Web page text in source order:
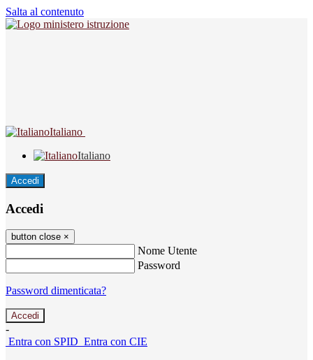
Salta al contenuto
Italiano
Italiano
Accedi
Accedi
button close ×
Nome Utente
Password
Password dimenticata?
-
Entra con SPID Entra con CIE